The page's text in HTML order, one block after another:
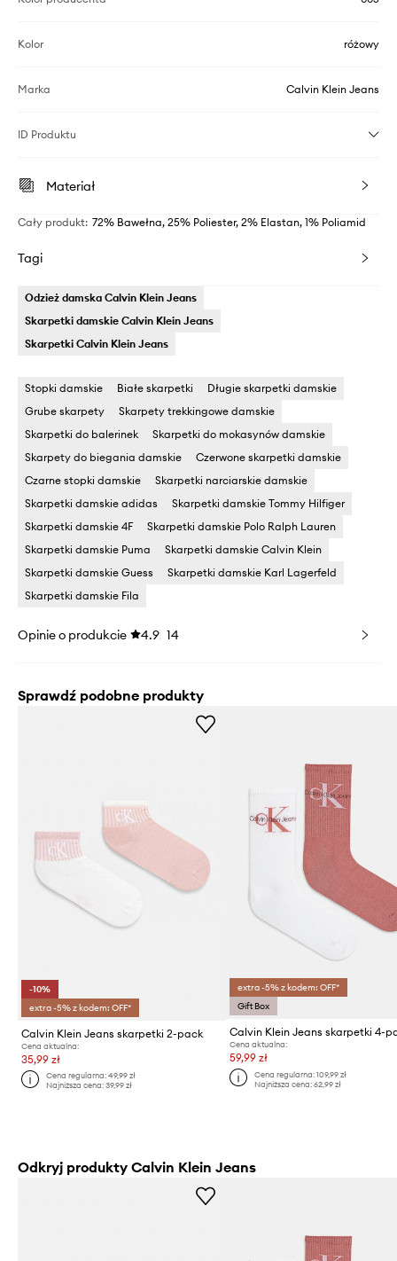
Kolor różowy
Marka Calvin Klein Jeans
ID Produktu
Materiał
Cały produkt: 72% Bawełna, 25% Poliester, 2% Elastan, 1% Poliamid
Tagi
Odzież damska Calvin Klein Jeans
Skarpetki damskie Calvin Klein Jeans
Skarpetki Calvin Klein Jeans
Stopki damskie Białe skarpetki
Długie skarpetki damskie
Grube skarpety
Skarpety trekkingowe damskie
Skarpetki do balerinek
Skarpetki do mokasynów damskie
Skarpety do biegania damskie
Czerwone skarpetki damskie
Czarne stopki damskie
Skarpetki narciarskie damskie
Skarpetki damskie adidas
Skarpetki damskie Tommy Hilfiger
Skarpetki damskie 4F
Skarpetki damskie Polo Ralph Lauren
Skarpetki damskie Puma
Skarpetki damskie Calvin Klein
Skarpetki damskie Guess
Skarpetki damskie Karl Lagerfeld
Skarpetki damskie Fila
Opinie o produkcie 4.9 14
Sprawdź podobne produkty
-10%
extra -5% z kodem: OFF*
Calvin Klein Jeans skarpetki 2-pack
Cena aktualna:
35,99 zł
Cena regularna:49,99 zł
Najniższa cena:39,99 zł
extra -5% z kodem: OFF*
Gift Box
Calvin Klein Jeans skarpetki 4-
Cena aktualna:
59,99 zł
Cena regularna: 109,99 zł
Najniższa cena: 62,99 zł
Odkryj produkty Calvin Klein Jeans